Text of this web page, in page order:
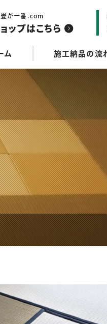
が一番.com
ップはこちら
ム 施工納品の流